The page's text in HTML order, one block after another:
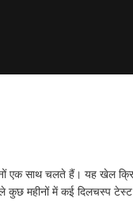
एक साथ चलते हैं। यह खेल
कुछ महीनों में कई दिलचस्प